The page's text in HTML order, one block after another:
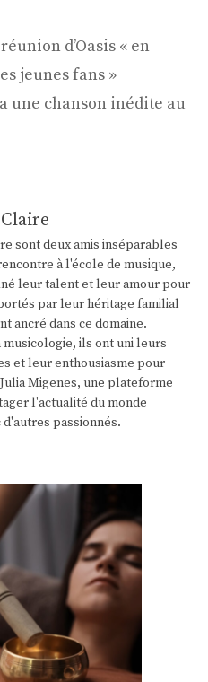
d’Oasis « en
jeunes fans »
une chanson inédite au
sont deux amis inséparables
à l'école de musique,
leur talent et leur amour pour
par leur héritage familial
ancré dans ce domaine.
ils ont uni leurs
et leur enthousiasme pour
Migenes, une plateforme
l'actualité du monde
d'autres passionnés.